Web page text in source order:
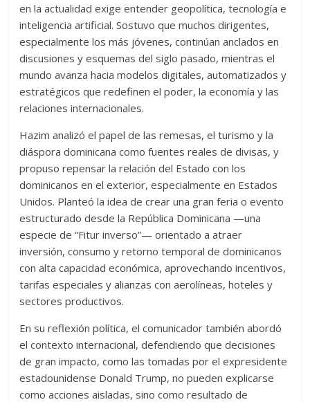
en la actualidad exige entender geopolítica, tecnología e
inteligencia artificial. Sostuvo que muchos dirigentes,
especialmente los más jóvenes, continúan anclados en
discusiones y esquemas del siglo pasado, mientras el
mundo avanza hacia modelos digitales, automatizados y
estratégicos que redefinen el poder, la economía y las
relaciones internacionales.
Hazim analizó el papel de las remesas, el turismo y la
diáspora dominicana como fuentes reales de divisas, y
propuso repensar la relación del Estado con los
dominicanos en el exterior, especialmente en Estados
Unidos. Planteó la idea de crear una gran feria o evento
estructurado desde la República Dominicana —una
especie de “Fitur inverso”— orientado a atraer
inversión, consumo y retorno temporal de dominicanos
con alta capacidad económica, aprovechando incentivos,
tarifas especiales y alianzas con aerolíneas, hoteles y
sectores productivos.
En su reflexión política, el comunicador también abordó
el contexto internacional, defendiendo que decisiones
de gran impacto, como las tomadas por el expresidente
estadounidense Donald Trump, no pueden explicarse
como acciones aisladas, sino como resultado de